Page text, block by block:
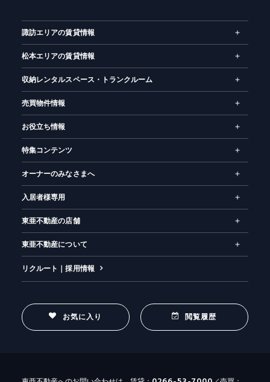
諏訪エリアの賃貸情報
松本エリアの賃貸情報
収納レンタルスペース・トランクルーム
売買物件情報
お役立ち情報
特集コンテンツ
オーナーのみなさまへ
入居者様専用
東亜不動産の店舗
東亜不動産について
リクルート｜採用情報
お気に入り 閲覧履歴